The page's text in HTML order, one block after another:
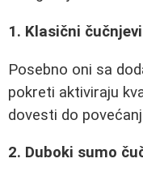
1. Klasični čučnjevi
Posebno oni sa
pokreti aktiviraju
dovesti do
2. Duboki sumo